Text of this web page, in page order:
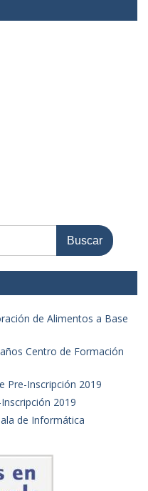
de Alimentos a Base
Centro de Formación
Pre-Inscripción 2019
2019
de Informática